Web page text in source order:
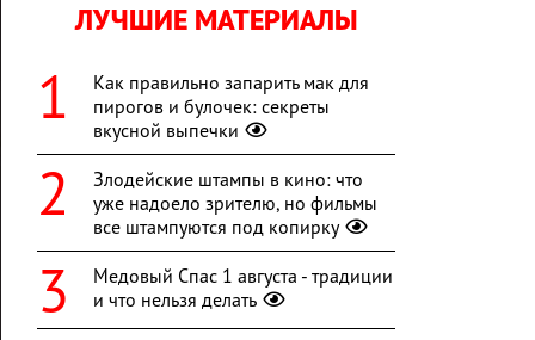
ЛУЧШИЕ МАТЕРИАЛЫ
Как правильно запарить мак для
пирогов и булочек: секреты
вкусной выпечки
Злодейские штампы в кино: что
уже надоело зрителю, но фильмы
все штампуются под копирку
Медовый Спас 1 августа - традиции
и что нельзя делать